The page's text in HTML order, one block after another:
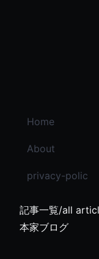
Home
About
privacy-polic
記事一覧/all
本家ブログ